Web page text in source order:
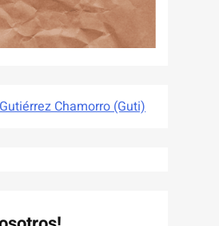
Chamorro (Guti)